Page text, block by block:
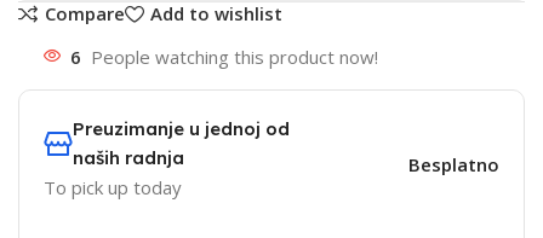
Compare
Add to wishlist
6 People watching this product now!
Preuzimanje u jednoj od
naših radnja
To pick up today
Besplatno